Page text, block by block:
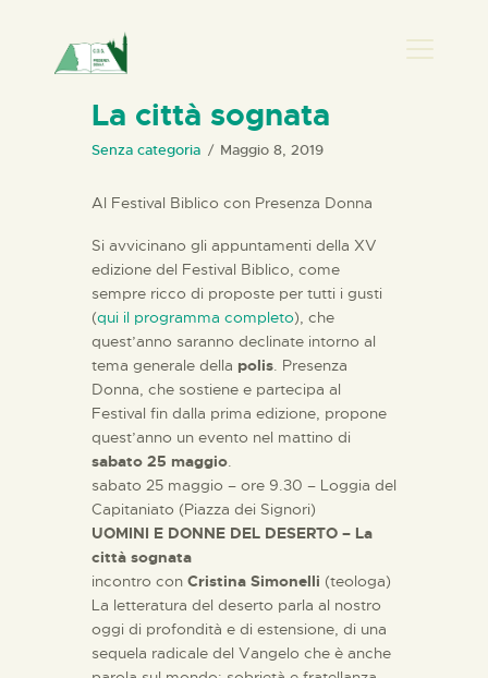
HOME
PERCORSI
BIBLIOTECA
ELISA SALERNO
CONTATTI
La città sognata
Senza categoria Maggio 8, 2019
Al Festival Biblico con Presenza Donna
Si avvicinano gli appuntamenti della XV
edizione del Festival Biblico, come
sempre ricco di proposte per tutti i gusti
(qui il programma completo), che
quest’anno saranno declinate intorno al
tema generale della polis. Presenza
Donna, che sostiene e partecipa al
Festival fin dalla prima edizione, propone
quest’anno un evento nel mattino di
sabato 25 maggio.
sabato 25 maggio – ore 9.30 – Loggia del
Capitaniato (Piazza dei Signori)
UOMINI E DONNE DEL DESERTO – La
città sognata
incontro con Cristina Simonelli (teologa)
La letteratura del deserto parla al nostro
oggi di profondità e di estensione, di una
sequela radicale del Vangelo che è anche